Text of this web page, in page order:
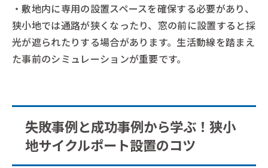
・敷地内に専用の設置スペースを確保する必要があり、
狭小地では通路が狭くなったり、窓の前に設置すると採
光が遮られたりする場合があります。生活動線を踏まえ
た事前のシミュレーションが重要です。
失敗事例と成功事例から学ぶ！狭小
地サイクルポート設置のコツ